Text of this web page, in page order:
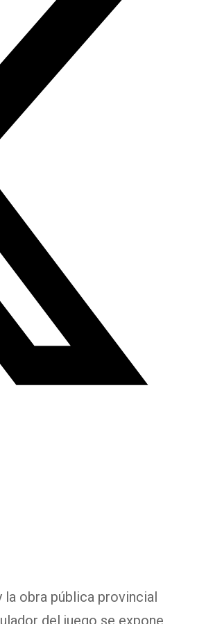
obra pública provincial
del juego se expone